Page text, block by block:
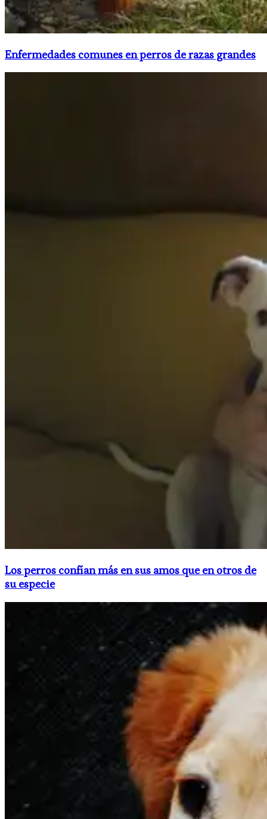
Enfermedades comunes en perros de razas grandes
Los perros confían más en sus amos que en otros de
su especie